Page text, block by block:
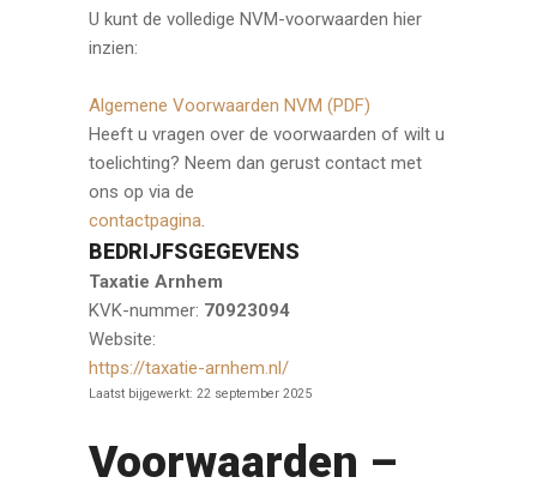
U kunt de volledige NVM-voorwaarden hier
inzien:
Algemene Voorwaarden NVM (PDF)
Heeft u vragen over de voorwaarden of wilt u
toelichting? Neem dan gerust contact met
ons op via de
contactpagina.
BEDRIJFSGEGEVENS
Taxatie Arnhem
KVK-nummer: 70923094
Website:
https://taxatie-arnhem.nl/
Laatst bijgewerkt: 22 september 2025
Voorwaarden –